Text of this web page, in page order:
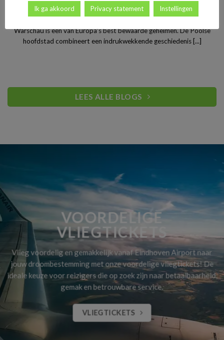
Stedentrip Warschau: ontdek de verrassende charme van
Polen’s bruisende hoofdstad
Warschau is een van Europa’s best bewaarde geheimen. De Poolse
hoofdstad combineert een indrukwekkende geschiedenis [...]
LEES ALLE BLOGS
VOORDELIGE
VLIEGTICKETS
Vlieg voordelig en gemakkelijk vanaf Eindhoven Airport naar
jouw droombestemming met onze voordelige vliegtickets! De
ideale keuze voor reizigers die op zoek zijn naar betaalbaarheid,
gemak en betrouwbare service.
VLIEGTICKETS
Ik ga akkoord Privacy statement Instellingen